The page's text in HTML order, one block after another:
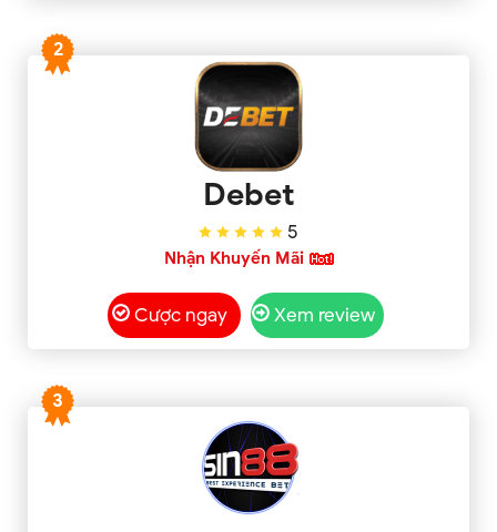
2
Debet
5
Nhận Khuyến Mãi
Cược ngay Xem review
3